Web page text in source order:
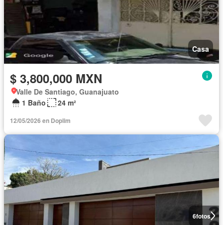
Casa
$ 3,800,000 MXN
Valle De Santiago, Guanajuato
1 Baño
24 m²
12/05/2026 en Doplim
6fotos